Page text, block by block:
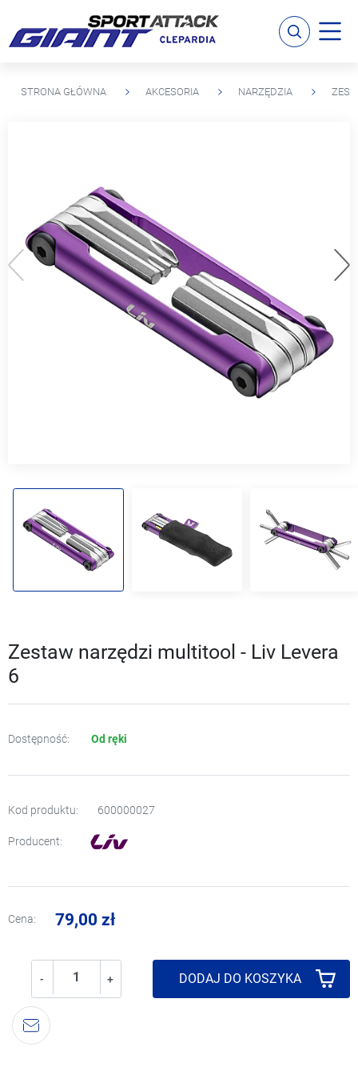
STRONA GŁÓWNA AKCESORIA NARZĘDZIA
Poprzedni
Zestaw narzędzi multitool - Liv Levera
6
Dostępność: Od ręki
Kod produktu: 600000027
Producent:
Cena: 79,00 zł
- + DODAJ DO KOSZYKA